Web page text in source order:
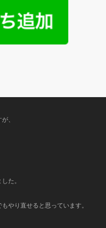
、
た。
やり直せると思っています。